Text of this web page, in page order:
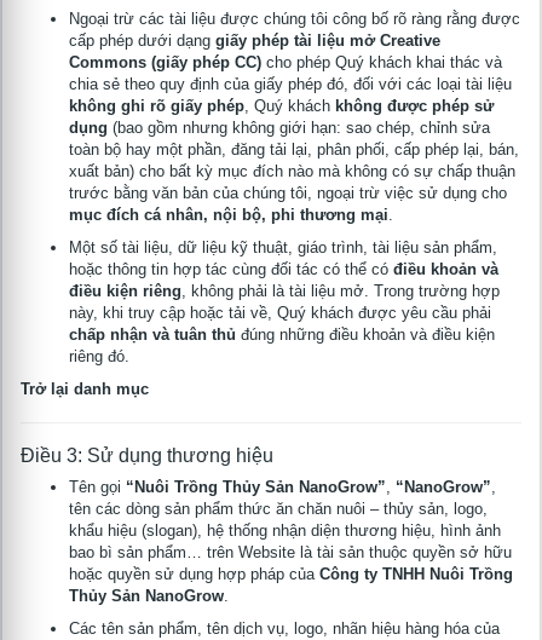
Ngoại trừ các tài liệu được chúng tôi công bố rõ ràng rằng được
cấp phép dưới dạng giấy phép tài liệu mở Creative
Commons (giấy phép CC) cho phép Quý khách khai thác và
chia sẻ theo quy định của giấy phép đó, đối với các loại tài liệu
không ghi rõ giấy phép , Quý khách không được phép sử
dụng (bao gồm nhưng không giới hạn: sao chép, chỉnh sửa
toàn bộ hay một phần, đăng tải lại, phân phối, cấp phép lại, bán,
xuất bản) cho bất kỳ mục đích nào mà không có sự chấp thuận
trước bằng văn bản của chúng tôi, ngoại trừ việc sử dụng cho
mục đích cá nhân, nội bộ, phi thương mại
Một số tài liệu, dữ liệu kỹ thuật, giáo trình, tài liệu sản phẩm,
hoặc thông tin hợp tác cùng đối tác có thể có điều khoản và
điều kiện riêng , không phải là tài liệu mở. Trong trường hợp
này, khi truy cập hoặc tải về, Quý khách được yêu cầu phải
chấp nhận và tuân thủ đúng những điều khoản và điều kiện
riêng đó.
Trở lại danh mục
Điều 3: Sử dụng thương hiệu
Tên gọi “Nuôi Trồng Thủy Sản NanoGrow” “NanoGrow”
tên các dòng sản phẩm thức ăn chăn nuôi – thủy sản, logo,
khẩu hiệu (slogan), hệ thống nhận diện thương hiệu, hình ảnh
bao bì sản phẩm… trên Website là tài sản thuộc quyền sở hữu
hoặc quyền sử dụng hợp pháp của Công ty TNHH Nuôi Trồng
Thủy Sản NanoGrow
Các tên sản phẩm, tên dịch vụ, logo, nhãn hiệu hàng hóa của